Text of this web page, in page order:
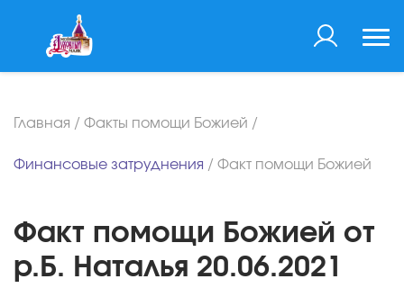
Главная / Факты помощи Божией /
Финансовые затруднения / Факт помощи Божией
Факт помощи Божией от
р.Б. Наталья 20.06.2021